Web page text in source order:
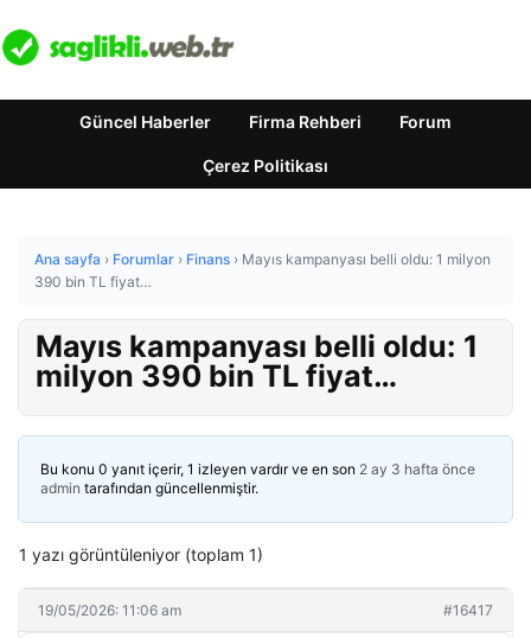
Güncel Haberler Firma Rehberi Forum
Çerez Politikası
Ana sayfa › Forumlar › Finans › Mayıs kampanyası belli oldu: 1 milyon
390 bin TL fiyat…
Mayıs kampanyası belli oldu: 1
milyon 390 bin TL fiyat…
Bu konu 0 yanıt içerir, 1 izleyen vardır ve en son 2 ay 3 hafta önce
admin tarafından güncellenmiştir.
1 yazı görüntüleniyor (toplam 1)
19/05/2026: 11:06 am #16417